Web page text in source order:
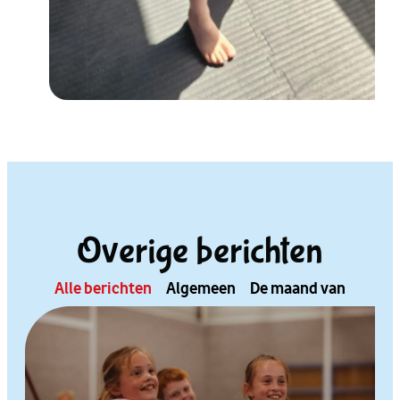
Overige berichten
Algemeen De maand van
Alle berichten